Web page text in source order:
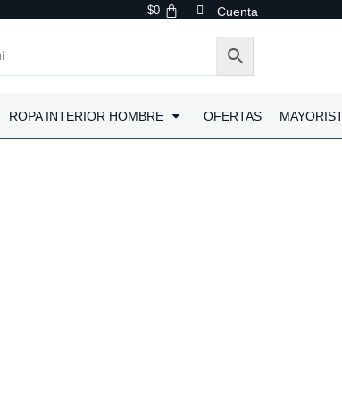
$0 Cuenta
ROPA INTERIOR HOMBRE OFERTAS